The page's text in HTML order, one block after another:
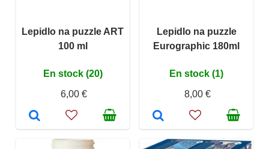
Lepidlo na puzzle ART
100 ml
En stock (20)
6,00 €
Lepidlo na puzzle
Eurographic 180ml
En stock (1)
8,00 €